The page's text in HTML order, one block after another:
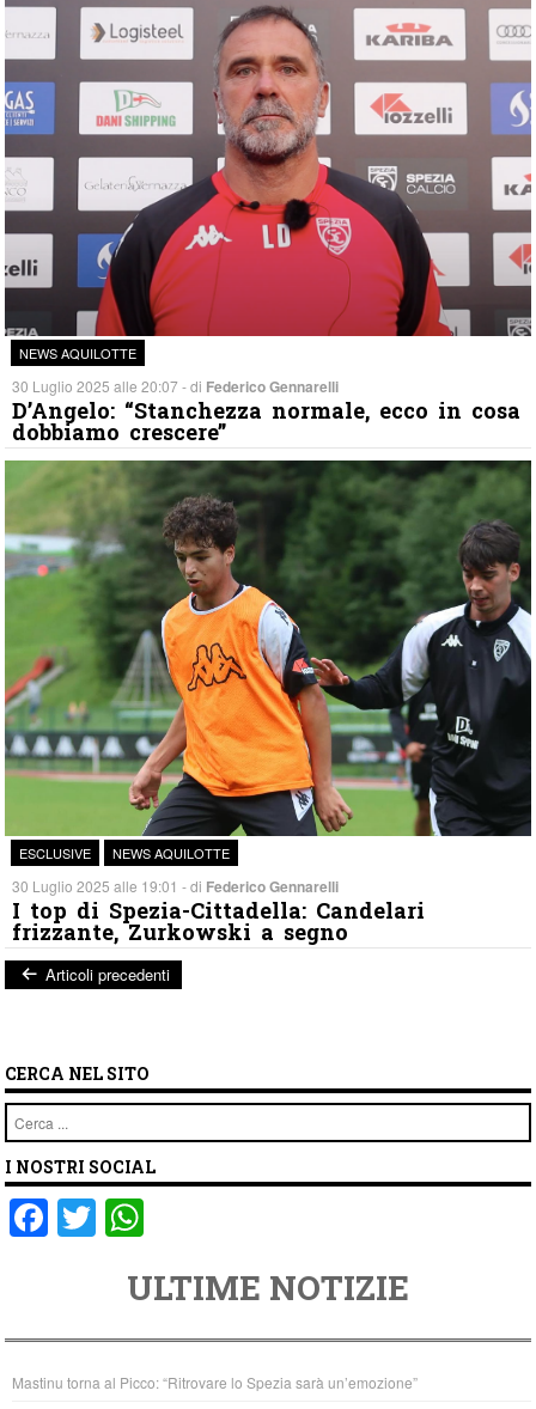
NEWS AQUILOTTE
30 Luglio 2025 alle 20:07 - di Federico Gennarelli
D’Angelo: “Stanchezza normale, ecco in cosa
dobbiamo crescere”
ESCLUSIVE NEWS AQUILOTTE
30 Luglio 2025 alle 19:01 - di Federico Gennarelli
I top di Spezia-Cittadella: Candelari
frizzante, Zurkowski a segno
Articoli precedenti
CERCA NEL SITO
Cerca
I NOSTRI SOCIAL
F
a
e
b
T
wi
er
at
s
A
ULTIME NOTIZIE
Mastinu torna al Picco: “Ritrovare lo Spezia sarà un’emozione”